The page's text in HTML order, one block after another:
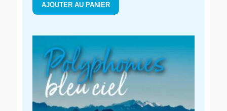
AJOUTER AU PANIER